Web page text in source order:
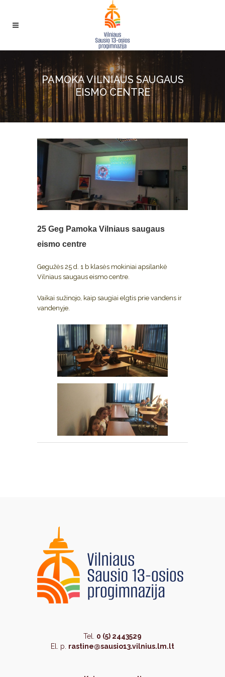
PAMOKA VILNIAUS SAUGAUS
EISMO CENTRE
25 Geg Pamoka Vilniaus saugaus
eismo centre
Gegužės 25 d. 1 b klasės mokiniai apsilankė
Vilniaus saugaus eismo centre.
Vaikai sužinojo, kaip saugiai elgtis prie vandens ir
vandenyje.
Tel. 0 (5) 2443529
El. p. rastine@sausio13.vilnius.lm.lt